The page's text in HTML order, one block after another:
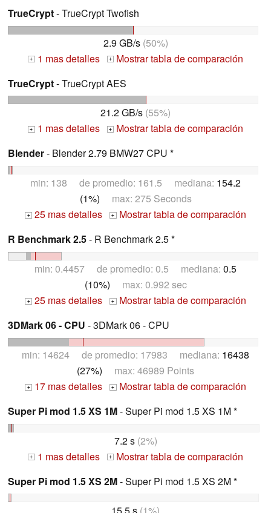
TrueCrypt- TrueCrypt Twofish
2.9 GB/s(50%)
+ 1 mas detalles +
Mostrar tabla de comparación
TrueCrypt- TrueCrypt AES
21.2 GB/s (55%)
+ 1 mas detalles +
Mostrar tabla de comparación
Blender- Blender 2.79 BMW27 CPU *
min: 138 de promedio: 161.5 mediana: 154.2
(1%) max: 275 Seconds
+ 25 mas detalles + Mostrar tabla de comparación
R Benchmark 2.5- R Benchmark 2.5 *
min: 0.4457 de promedio: 0.5 mediana: 0.5
(10%) max: 0.992 sec
+ 25 mas detalles + Mostrar tabla de comparación
3DMark 06 - CPU - 3DMark 06 - CPU
min: 14624 de promedio: 17983 mediana: 16438
(27%) max: 46989 Points
+ 17 mas detalles + Mostrar tabla de comparación
Super Pi mod 1.5 XS 1M- Super Pi mod 1.5 XS 1M *
7.2 s(2%)
+ 1 mas detalles +
Mostrar tabla de comparación
Super Pi mod 1.5 XS 2M- Super Pi mod 1.5 XS 2M *